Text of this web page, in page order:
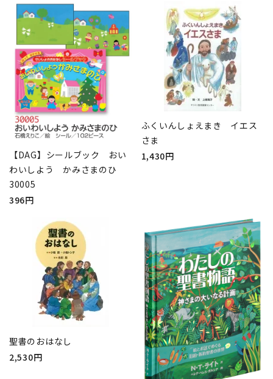
【DAG】シールブック おい
わいしよう かみさまのひ
30005
396円
ふくいんしょえまき イエス
さま
1,430円
聖書のおはなし
2,530円